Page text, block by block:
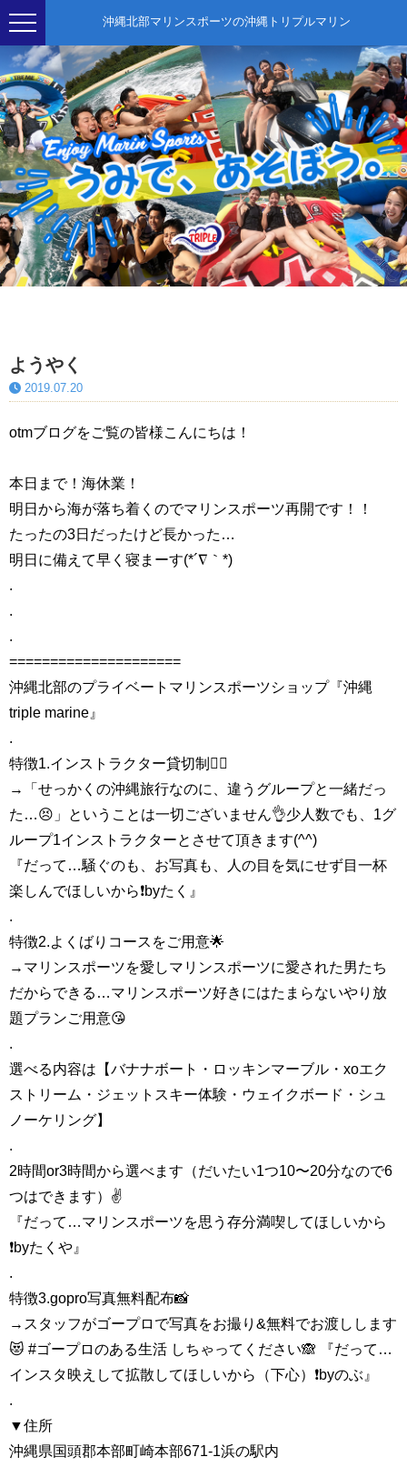
沖縄北部マリンスポーツの沖縄トリプルマリン
ようやく
2019.07.20
otmブログをご覧の皆様こんにちは！
本日まで！海休業！
明日から海が落ち着くのでマリンスポーツ再開です！！
たったの3日だったけど長かった…
明日に備えて早く寝まーす(*´∇｀*)
.
.
.
=====================
沖縄北部のプライベートマリンスポーツショップ『沖縄
triple marine』
.
特徴1.インストラクター貸切制🏄‍♀️
→「せっかくの沖縄旅行なのに、違うグループと一緒だっ
た…😣」ということは一切ございません👌少人数でも、1グ
ループ1インストラクターとさせて頂きます(^^)
『だって…騒ぐのも、お写真も、人の目を気にせず目一杯
楽しんでほしいから❗️byたく』
.
特徴2.よくばりコースをご用意🌟
→マリンスポーツを愛しマリンスポーツに愛された男たち
だからできる…マリンスポーツ好きにはたまらないやり放
題プランご用意😘
.
選べる内容は【バナナボート・ロッキンマーブル・xoエク
ストリーム・ジェットスキー体験・ウェイクボード・シュ
ノーケリング】
.
2時間or3時間から選べます（だいたい1つ10〜20分なので6
つはできます）✌️
『だって…マリンスポーツを思う存分満喫してほしいから
❗️byたくや』
.
特徴3.gopro写真無料配布📸
→スタッフがゴープロで写真をお撮り&無料でお渡しします
😻 #ゴープロのある生活 しちゃってください🙈 『だって…
インスタ映えして拡散してほしいから（下心）❗️byのぶ』
.
▼住所
沖縄県国頭郡本部町崎本部671-1浜の駅内